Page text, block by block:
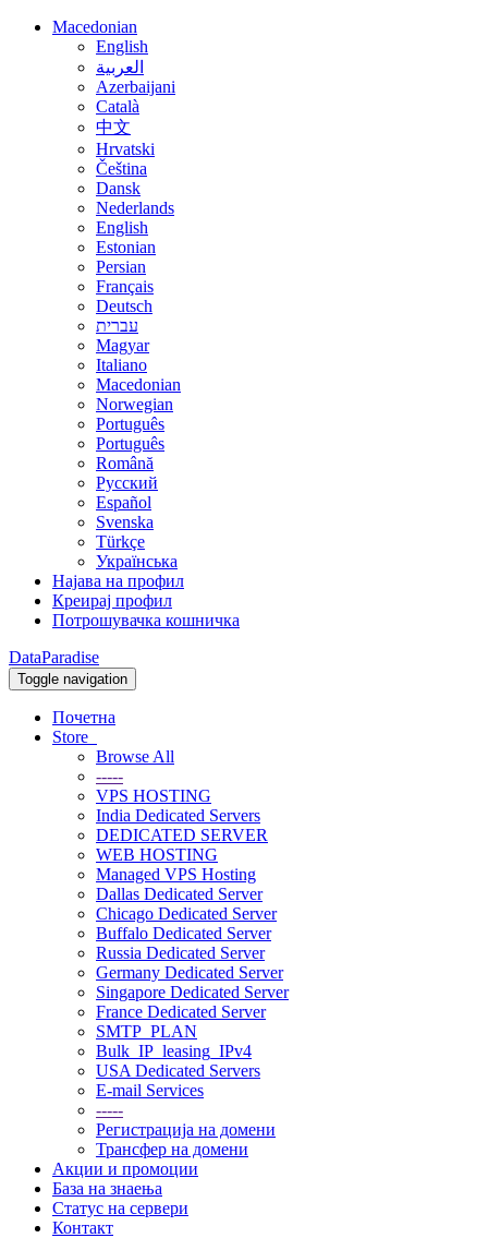
Macedonian
English
العربية
Azerbaijani
Català
中文
Hrvatski
Čeština
Dansk
Nederlands
English
Estonian
Persian
Français
Deutsch
עברית
Magyar
Italiano
Macedonian
Norwegian
Português
Português
Română
Русский
Español
Svenska
Türkçe
Українська
Најава на профил
Креирај профил
Потрошувачка кошничка
DataParadise
Toggle navigation
Почетна
Store
Browse All
-----
VPS HOSTING
India Dedicated Servers
DEDICATED SERVER
WEB HOSTING
Managed VPS Hosting
Dallas Dedicated Server
Chicago Dedicated Server
Buffalo Dedicated Server
Russia Dedicated Server
Germany Dedicated Server
Singapore Dedicated Server
France Dedicated Server
SMTP_PLAN
Bulk_IP_leasing_IPv4
USA Dedicated Servers
E-mail Services
-----
Регистрација на домени
Трансфер на домени
Акции и промоции
База на знаења
Статус на сервери
Контакт